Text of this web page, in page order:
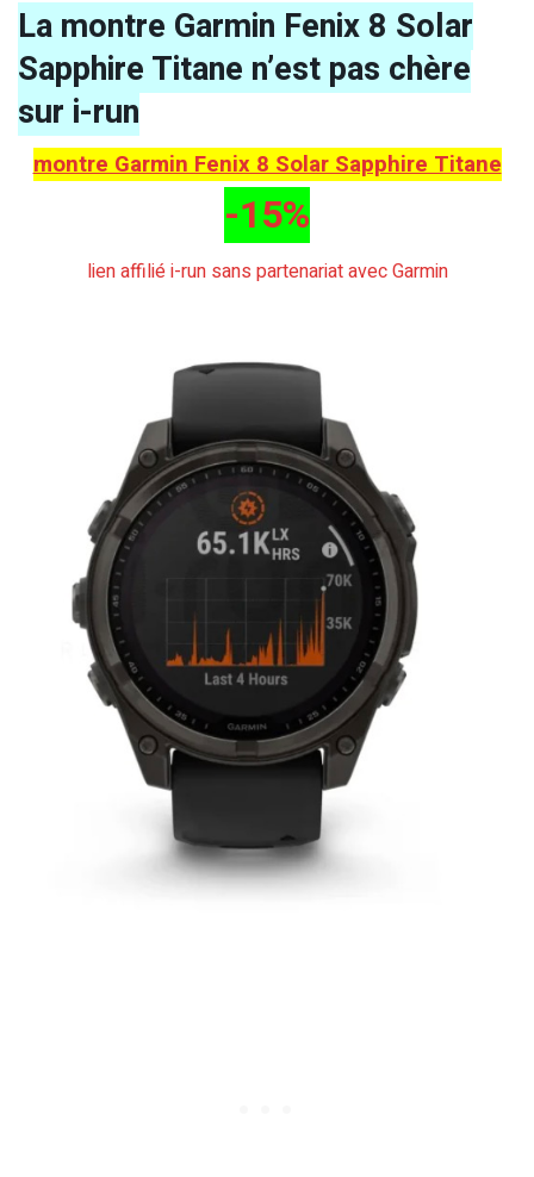
La montre Garmin Fenix 8 Solar
Sapphire Titane n’est pas chère
sur i-run
montre Garmin Fenix 8 Solar Sapphire Titane
-15%
lien affilié i-run sans partenariat avec Garmin